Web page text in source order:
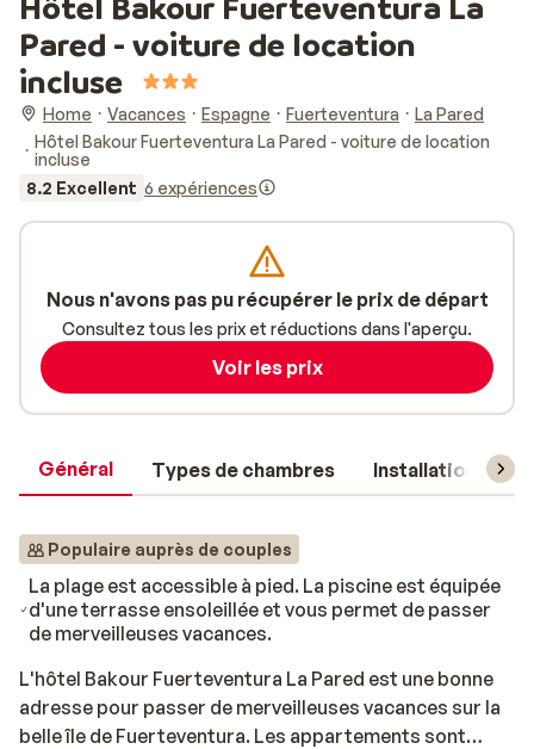
Pared - voiture de location
incluse
Home Vacances Espagne Fuerteventura
La Pared
Hôtel Bakour Fuerteventura La Pared - voiture de location
incluse
8.2 Excellent 6 expériences
Général Types de chambres Installations
Populaire auprès de couples
La plage est accessible à pied. La piscine est équipée
d'une terrasse ensoleillée et vous permet de passer
de merveilleuses vacances.
L'hôtel Bakour Fuerteventura La Pared est une bonne
adresse pour passer de merveilleuses vacances sur la
belle île de Fuerteventura. Les appartements sont
Nous n'avons pas pu récupérer le prix de départ
Consultez tous les prix et réductions dans l'aperçu.
Voir les prix